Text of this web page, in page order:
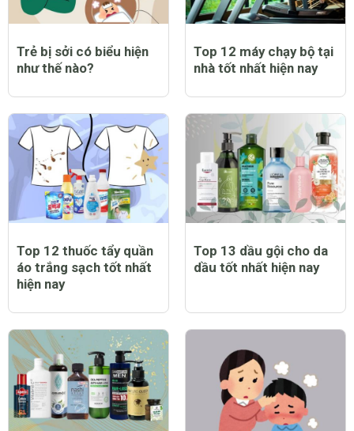
Trẻ bị sởi có biểu hiện
như thế nào?
Top 12 máy chạy bộ tại
nhà tốt nhất hiện nay
Top 12 thuốc tẩy quần
áo trắng sạch tốt nhất
hiện nay
Top 13 dầu gội cho da
dầu tốt nhất hiện nay